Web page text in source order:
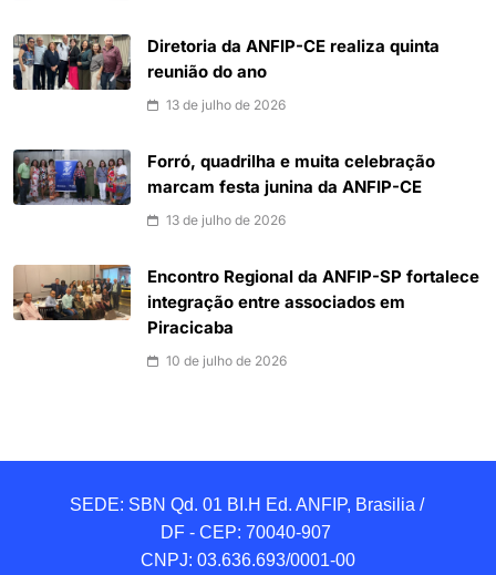
Diretoria da ANFIP-CE realiza quinta
reunião do ano
13 de julho de 2026
Forró, quadrilha e muita celebração
marcam festa junina da ANFIP-CE
13 de julho de 2026
Encontro Regional da ANFIP-SP fortalece
integração entre associados em
Piracicaba
10 de julho de 2026
SEDE: SBN Qd. 01 BI.H Ed. ANFIP, Brasilia /
DF - CEP: 70040-907
CNPJ: 03.636.693/0001-00